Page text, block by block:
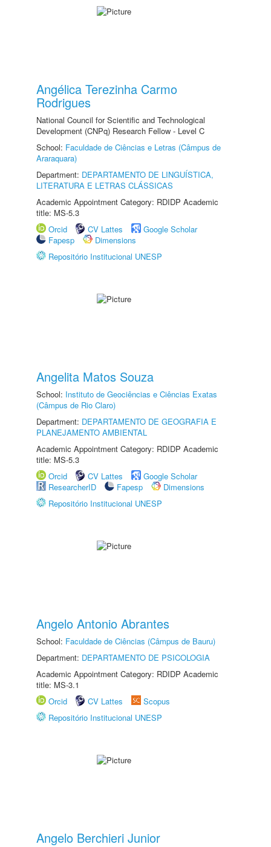
Angélica Terezinha Carmo
Rodrigues
National Council for Scientific and Technological
Development (CNPq) Research Fellow - Level C
School: Faculdade de Ciências e Letras (Câmpus de
Araraquara)
Department: DEPARTAMENTO DE LINGUÍSTICA,
LITERATURA E LETRAS CLÁSSICAS
Academic Appointment Category: RDIDP Academic
title: MS-5.3
Orcid
CV Lattes
Google Scholar
Fapesp
Dimensions
Repositório Institucional UNESP
Angelita Matos Souza
School: Instituto de Geociências e Ciências Exatas
(Câmpus de Rio Claro)
Department: DEPARTAMENTO DE GEOGRAFIA E
PLANEJAMENTO AMBIENTAL
Academic Appointment Category: RDIDP Academic
title: MS-5.3
Orcid
CV Lattes
Google Scholar
ResearcherID
Fapesp
Dimensions
Repositório Institucional UNESP
Angelo Antonio Abrantes
School: Faculdade de Ciências (Câmpus de Bauru)
Department: DEPARTAMENTO DE PSICOLOGIA
Academic Appointment Category: RDIDP Academic
title: MS-3.1
Orcid
CV Lattes
Scopus
Repositório Institucional UNESP
Angelo Berchieri Junior